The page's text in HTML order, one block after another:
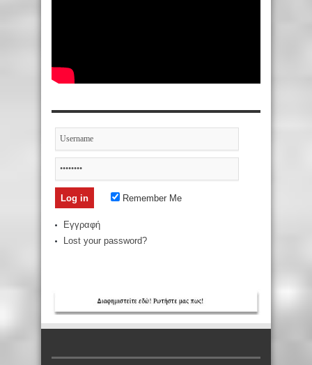
Remember Me
Εγγραφή
Lost your password?